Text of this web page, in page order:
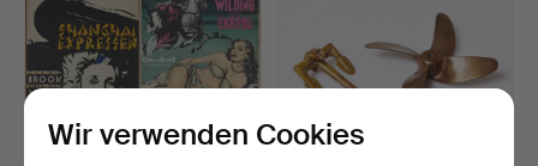
Wir verwenden Cookies